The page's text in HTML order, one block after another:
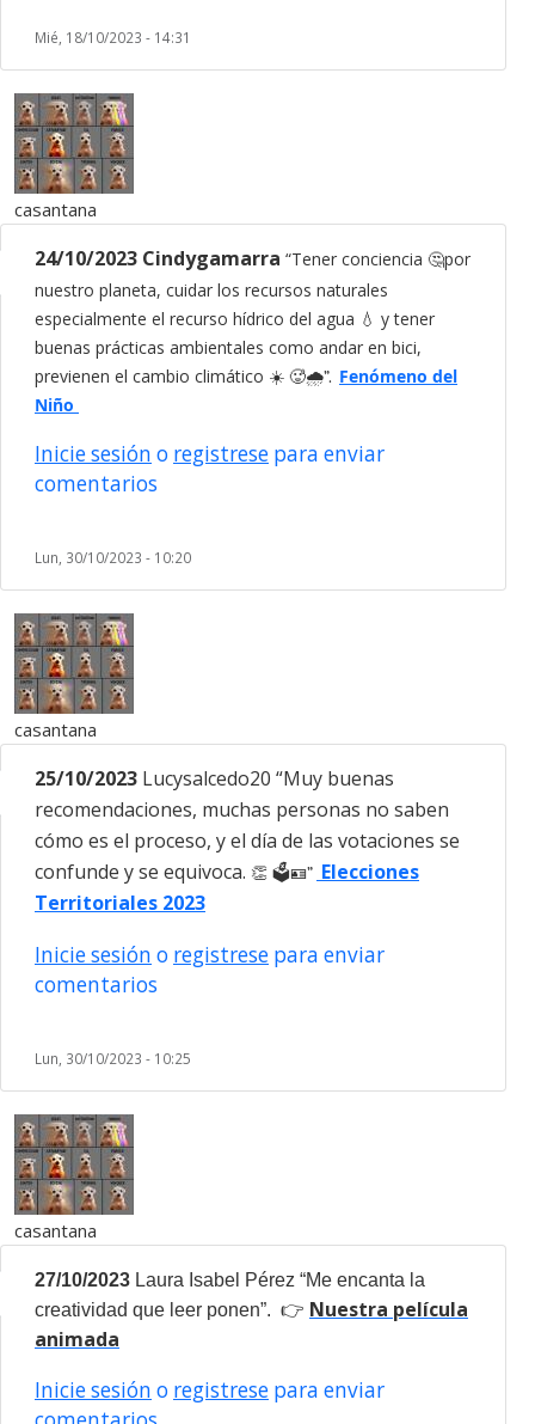
Mié, 18/10/2023 - 14:31
casantana
24/10/2023 Cindygamarra “Tener conciencia 🤔por
nuestro planeta, cuidar los recursos naturales
especialmente el recurso hídrico del agua 💧 y tener
buenas prácticas ambientales como andar en bici,
previenen el cambio climático ☀️ 🥵🌧️”. Fenómeno del
Niño
Inicie sesión o registrese para enviar
comentarios
Lun, 30/10/2023 - 10:20
casantana
25/10/2023 Lucysalcedo20 “Muy buenas
recomendaciones, muchas personas no saben
cómo es el proceso, y el día de las votaciones se
confunde y se equivoca. 👏 🗳️🪪” Elecciones
Territoriales 2023
Inicie sesión o registrese para enviar
comentarios
Lun, 30/10/2023 - 10:25
casantana
27/10/2023 Laura Isabel Pérez “Me encanta la
creatividad que leer ponen”. 👉 Nuestra película
animada
Inicie sesión o registrese para enviar